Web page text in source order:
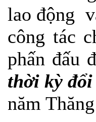
lao động
công tác
phấn đấu
thời kỳ
năm